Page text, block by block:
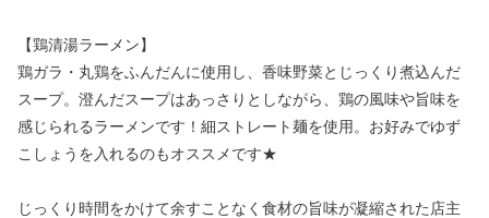
【鶏清湯ラーメン】
鶏ガラ・丸鶏をふんだんに使用し、香味野菜とじっくり煮込んだ
スープ。澄んだスープはあっさりとしながら、鶏の風味や旨味を
感じられるラーメンです！細ストレート麺を使用。お好みでゆず
こしょうを入れるのもオススメです★
じっくり時間をかけて余すことなく食材の旨味が凝縮された店主